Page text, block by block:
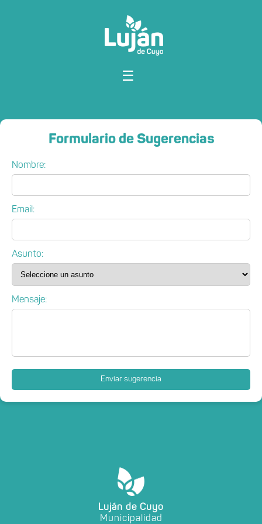
☰
Formulario de Sugerencias
Nombre:
Email:
Asunto:
Mensaje:
Enviar sugerencia
Luján de Cuyo
Municipalidad